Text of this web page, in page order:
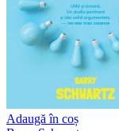
Adaugă în coș